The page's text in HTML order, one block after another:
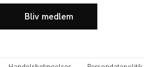
Bliv medlem